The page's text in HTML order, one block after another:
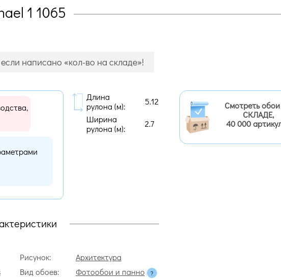
1 1065
написано «кол-во на складе»!
Длина
рулона (м):
5.12
Ширина
рулона (м):
2.7
Рисунок:
Архитектура
Вид обоев:
Фотообои и панно
Смотреть
СКЛАДЕ,
40 000